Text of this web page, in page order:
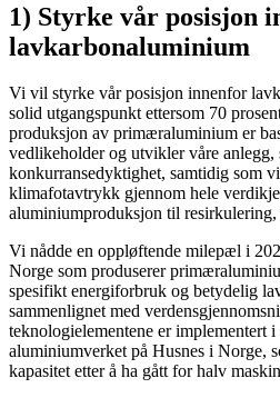
1) Styrke vår posisjon
lavkarbonaluminium
Vi vil styrke vår posisjon innenfor
solid utgangspunkt ettersom 70
produksjon av primæraluminium er
vedlikeholder og utvikler våre anlegg,
konkurransedyktighet, samtidig som
klimafotavtrykk gjennom hele
aluminiumproduksjon til
Vi nådde en oppløftende milepæl i
Norge som produserer
spesifikt energiforbruk og betydelig
sammenlignet med
teknologielementene er implementert
aluminiumverket på Husnes i Norge,
kapasitet etter å ha gått for halv